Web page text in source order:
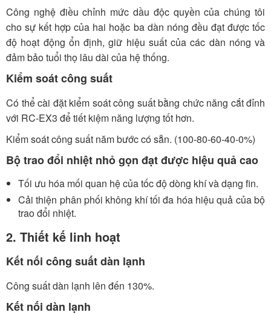
Công nghệ điều chỉnh mức dầu độc quyền của chúng tôi
cho sự kết hợp của hai hoặc ba dàn nóng đều đạt được tốc
độ hoạt động ổn định, giữ hiệu suất của các dàn nóng và
đảm bảo tuổi thọ lâu dài của hệ thống.
Kiểm soát công suất
Có thể cài đặt kiểm soát công suất bằng chức năng cắt đỉnh
với RC-EX3 để tiết kiệm năng lượng tốt hơn.
Kiểm soát công suất năm bước có sẵn. (100-80-60-40-0%)
Bộ trao đổi nhiệt nhỏ gọn đạt được hiệu quả cao
Tối ưu hóa mối quan hệ của tốc độ dòng khí và dạng fin.
Cải thiện phân phối không khí tối đa hóa hiệu quả của bộ
trao đổi nhiệt.
2. Thiết kế linh hoạt
Kết nối công suất dàn lạnh
Công suất dàn lạnh lên đến 130%.
Kết nối dàn lạnh